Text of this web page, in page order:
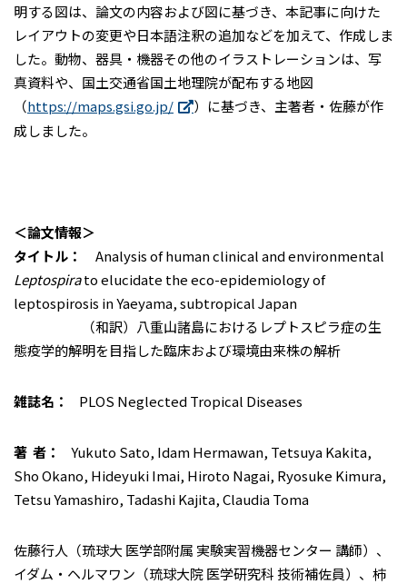
明する図は、論文の内容および図に基づき、本記事に向けた
レイアウトの変更や日本語注釈の追加などを加えて、作成しま
した。動物、器具・機器その他のイラストレーションは、写
真資料や、国土交通省国土地理院が配布する地図
（https://maps.gsi.go.jp/
）に基づき、主著者・佐藤が作
成しました。
＜論文情報＞
タイトル：
Analysis of human clinical and environmental
Leptospirato elucidate the eco-epidemiology of
leptospirosis in Yaeyama, subtropical Japan
（和訳）八重山諸島におけるレプトスピラ症の生
態疫学的解明を目指した臨床および環境由来株の解析
雑誌名： PLOS Neglected Tropical Diseases
著 者：
Yukuto Sato, Idam Hermawan, Tetsuya Kakita,
Sho Okano, Hideyuki Imai, Hiroto Nagai, Ryosuke Kimura,
Tetsu Yamashiro, Tadashi Kajita, Claudia Toma
佐藤行人（琉球大 医学部附属 実験実習機器センター 講師）、
イダム・ヘルマワン（琉球大院 医学研究科 技術補佐員）、柿